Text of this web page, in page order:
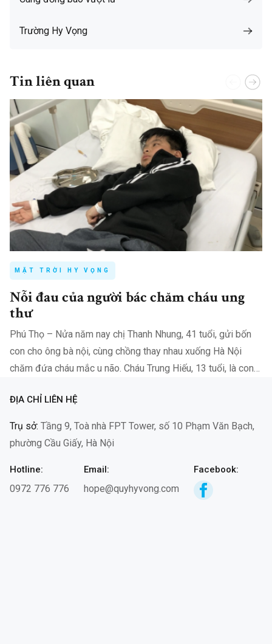
Trường Hy Vọng
Tin liên quan
MẶT TRỜI HY VỌNG
Nỗi đau của người bác chăm cháu ung
thư
Phú Thọ – Nửa năm nay chị Thanh Nhung, 41 tuổi, gửi bốn
con cho ông bà nội, cùng chồng thay nhau xuống Hà Nội
chăm đứa cháu mắc u não. Cháu Trung Hiếu, 13 tuổi, là con
ĐỊA CHỈ LIÊN HỆ
Trụ sở: Tầng 9, Toà nhà FPT Tower, số 10 Phạm Văn Bạch,
phường Cầu Giấy, Hà Nội
Hotline:
0972 776 776
Email:
hope@quyhyvong.com
Facebook: